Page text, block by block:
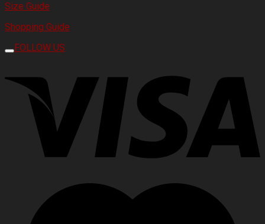
Size Guide
Shopping Guide
FOLLOW US